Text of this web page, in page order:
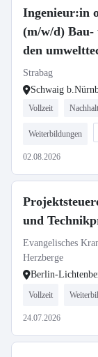
Ingenieur:in
(m/w/d)
den
Strabag
Schwaig
Vollzeit
Weiterbildungen
02.08.2026
und
Evangelisches
Herzberge
Berlin-
Vollzeit
24.07.2026